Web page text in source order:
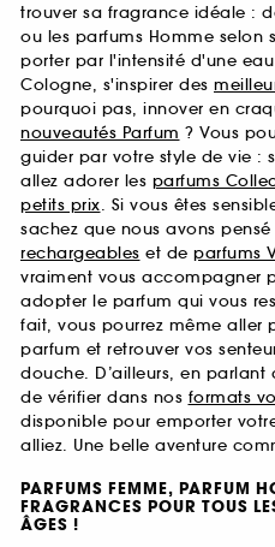
trouver sa fragrance idéale :
ou les parfums Homme selon
porter par l'intensité d'une
Cologne, s'inspirer des
pourquoi pas, innover en
nouveautés Parfum ? Vous
guider par votre style de vie :
allez adorer les parfums
petits prix. Si vous êtes
sachez que nous avons
rechargeables et de parfums
vraiment vous accompagner
adopter le parfum qui vous
fait, vous pourrez même aller
parfum et retrouver vos
douche. D’ailleurs, en parlant
de vérifier dans nos formats
disponible pour emporter
alliez. Une belle aventure
PARFUMS FEMME, PARFUM
FRAGRANCES POUR TOUS
ÂGES !